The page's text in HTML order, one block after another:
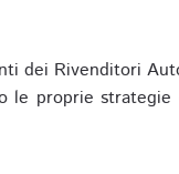
dei Rivenditori
le proprie